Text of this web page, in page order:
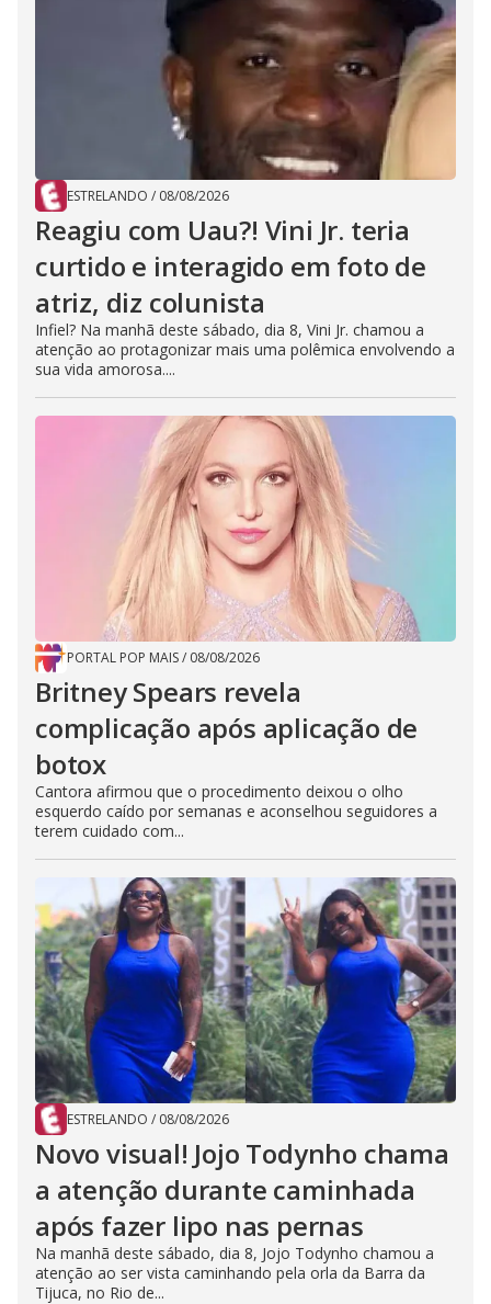
ESTRELANDO / 08/08/2026
Reagiu com Uau?! Vini Jr. teria
curtido e interagido em foto de
atriz, diz colunista
Infiel? Na manhã deste sábado, dia 8, Vini Jr. chamou a
atenção ao protagonizar mais uma polêmica envolvendo a
sua vida amorosa....
PORTAL POP MAIS/ 08/08/2026
Britney Spears revela
complicação após aplicação de
botox
Cantora afirmou que o procedimento deixou o olho
esquerdo caído por semanas e aconselhou seguidores a
terem cuidado com...
ESTRELANDO / 08/08/2026
Novo visual! Jojo Todynho chama
a atenção durante caminhada
após fazer lipo nas pernas
Na manhã deste sábado, dia 8, Jojo Todynho chamou a
atenção ao ser vista caminhando pela orla da Barra da
Tijuca, no Rio de...